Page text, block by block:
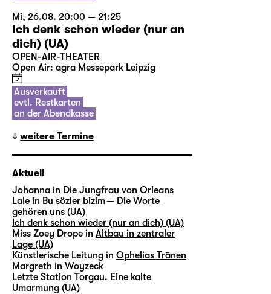
Mi, 26.08. 20:00 — 21:25
Ich denk schon wieder (nur an
dich) (UA)
OPEN-AIR-THEATER
Open Air: agra Messepark Leipzig
Ausverkauft
evtl. Restkarten
an der Abendkasse
weitere Termine
Aktuell
Johanna in Die Jungfrau von Orleans
Lale in Bu sözler bizim — Die Worte
gehören uns (UA)
Ich denk schon wieder (nur an dich) (UA)
Miss Zoey Drope in Altbau in zentraler
Lage (UA)
Künstlerische Leitung in Ophelias Tränen
Margreth in Woyzeck
Letzte Station Torgau. Eine kalte
Umarmung (UA)